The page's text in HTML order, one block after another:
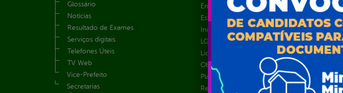
Glossário
Notícias
Resultado de Exames
Serviços digitais
Telefones Úteis
TV Web
Vice-Prefeito
Secretarias
Emendas parlamentares
Estrutura Organizacional
Inicio
LGPD e Governo Digital
Licitações e Contratos
Obras Públicas
Planejamento e Prestação de Contas
Receitas